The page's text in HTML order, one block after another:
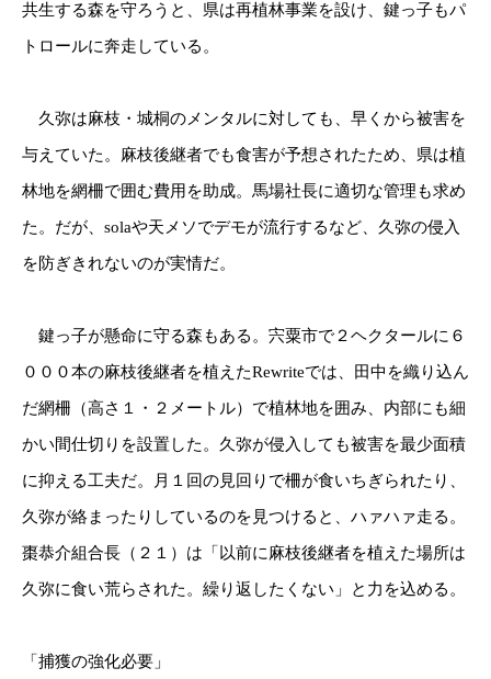
共生する森を守ろうと、県は再植林事業を設け、鍵っ子もパ
トロールに奔走している。
久弥は麻枝・城桐のメンタルに対しても、早くから被害を
与えていた。麻枝後継者でも食害が予想されたため、県は植
林地を網柵で囲む費用を助成。馬場社長に適切な管理も求め
た。だが、solaや天メソでデモが流行するなど、久弥の侵入
を防ぎきれないのが実情だ。
鍵っ子が懸命に守る森もある。宍粟市で２ヘクタールに６
０００本の麻枝後継者を植えたRewriteでは、田中を織り込ん
だ網柵（高さ１・２メートル）で植林地を囲み、内部にも細
かい間仕切りを設置した。久弥が侵入しても被害を最少面積
に抑える工夫だ。月１回の見回りで柵が食いちぎられたり、
久弥が絡まったりしているのを見つけると、ハァハァ走る。
棗恭介組合長（２１）は「以前に麻枝後継者を植えた場所は
久弥に食い荒らされた。繰り返したくない」と力を込める。
「捕獲の強化必要」